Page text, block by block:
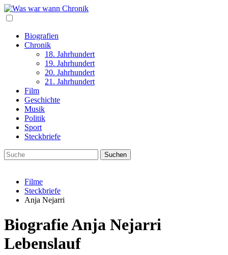
Biografien
Chronik
18. Jahrhundert
19. Jahrhundert
20. Jahrhundert
21. Jahrhundert
Film
Geschichte
Musik
Politik
Sport
Steckbriefe
Filme
Steckbriefe
Anja Nejarri
Biografie Anja Nejarri
Lebenslauf